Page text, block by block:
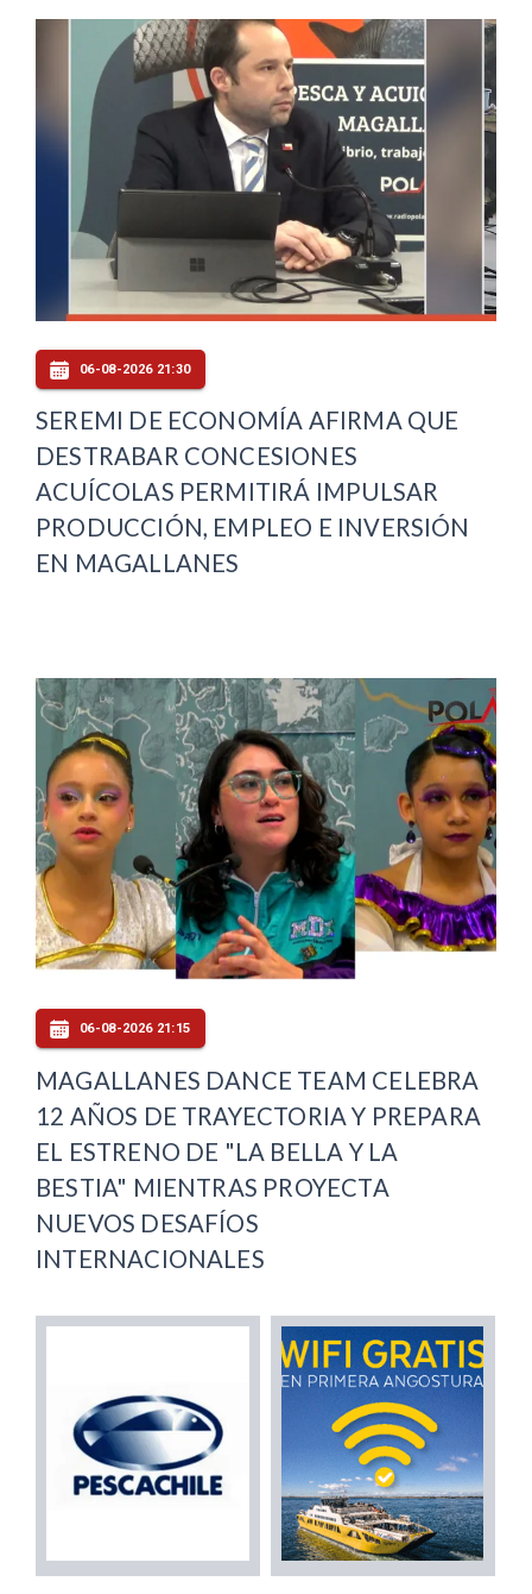
06-08-2026 21:30
SEREMI DE ECONOMÍA AFIRMA QUE
DESTRABAR CONCESIONES
ACUÍCOLAS PERMITIRÁ IMPULSAR
PRODUCCIÓN, EMPLEO E INVERSIÓN
EN MAGALLANES
06-08-2026 21:15
MAGALLANES DANCE TEAM CELEBRA
12 AÑOS DE TRAYECTORIA Y PREPARA
EL ESTRENO DE "LA BELLA Y LA
BESTIA" MIENTRAS PROYECTA
NUEVOS DESAFÍOS
INTERNACIONALES